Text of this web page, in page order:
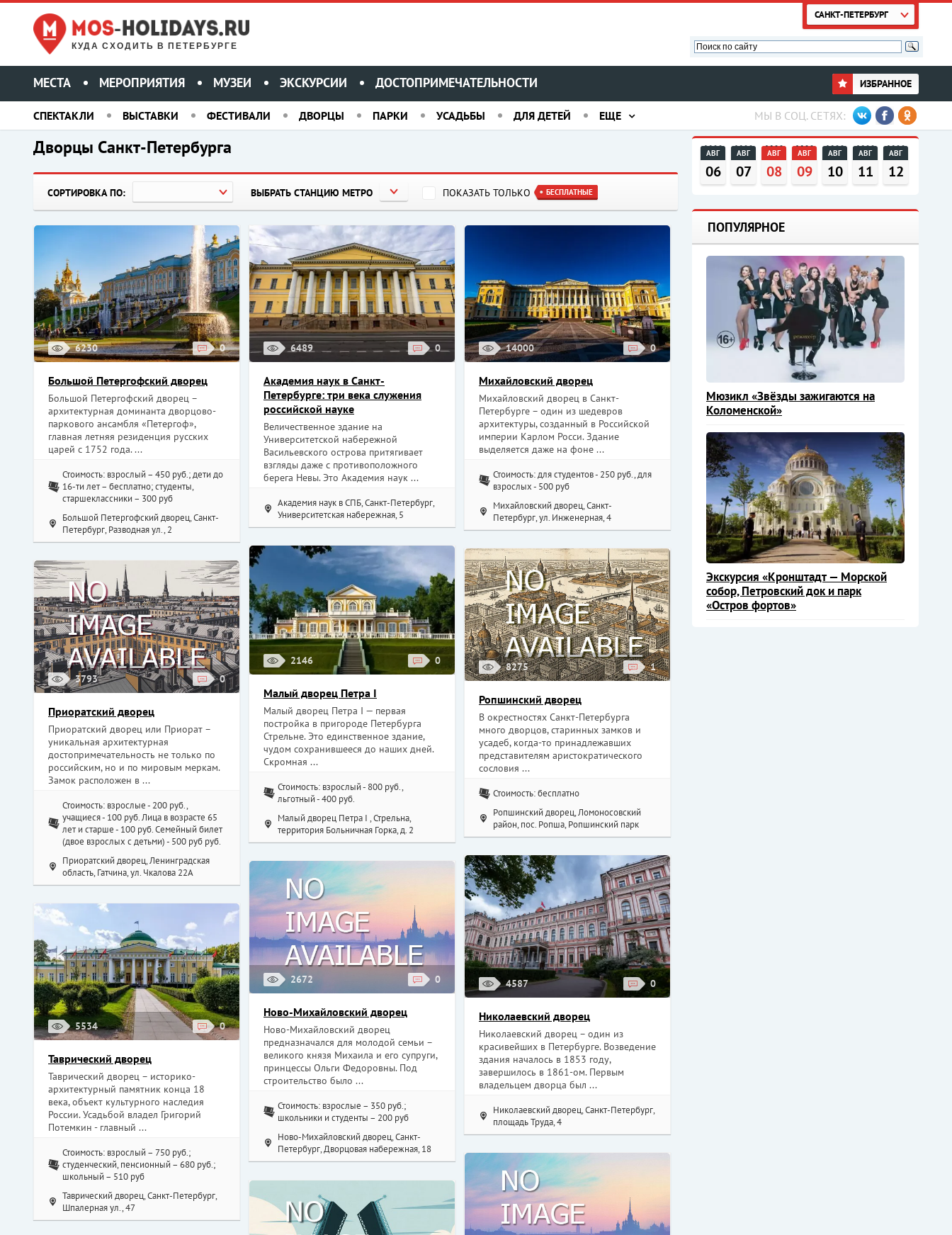
КУДА СХОДИТЬ В ПЕТЕРБУРГЕ
САНКТ-ПЕТЕРБУРГ
МЕСТА МЕРОПРИЯТИЯ МУЗЕИ ЭКСКУРСИИ ДОСТОПРИМЕЧАТЕЛЬНОСТИ ИЗБРАННОЕ
СПЕКТАКЛИ ВЫСТАВКИ ФЕСТИВАЛИ ДВОРЦЫ ПАРКИ УСАДЬБЫ ДЛЯ ДЕТЕЙ ЕЩЕ МЫ В СОЦ. СЕТЯХ:
Дворцы Санкт-Петербурга
СОРТИРОВКА ПО: ВЫБРАТЬ СТАНЦИЮ МЕТРО ПОКАЗАТЬ ТОЛЬКО БЕСПЛАТНЫЕ
6230 0
Большой Петергофский дворец
Большой Петергофский дворец –
архитектурная доминанта дворцово-
паркового ансамбля «Петергоф»,
главная летняя резиденция русских
царей с 1752 года. ...
Стоимость: взрослый – 450 руб.; дети до
16-ти лет – бесплатно; студенты,
старшеклассники – 300 руб
Большой Петергофский дворец, Санкт-
Петербург, Разводная ул., 2
6489 0
Академия наук в Санкт-
Петербурге: три века служения
российской науке
Величественное здание на
Университетской набережной
Васильевского острова притягивает
взгляды даже с противоположного
берега Невы. Это Академия наук ...
Академия наук в СПБ, Санкт-Петербург,
Университетская набережная, 5
14000 0
Михайловский дворец
Михайловский дворец в Санкт-
Петербурге – один из шедевров
архитектуры, созданный в Российской
империи Карлом Росси. Здание
выделяется даже на фоне ...
Стоимость: для студентов - 250 руб., для
взрослых - 500 руб
Михайловский дворец, Санкт-
Петербург, ул. Инженерная, 4
2146 0
Малый дворец Петра I
Малый дворец Петра I — первая
постройка в пригороде Петербурга
Стрельне. Это единственное здание,
чудом сохранившееся до наших дней.
Скромная ...
Стоимость: взрослый - 800 руб.,
льготный - 400 руб.
Малый дворец Петра I , Стрельна,
территория Больничная Горка, д. 2
8275 1
Ропшинский дворец
В окрестностях Санкт-Петербурга
много дворцов, старинных замков и
усадеб, когда-то принадлежавших
представителям аристократического
сословия ...
Стоимость: бесплатно
Ропшинский дворец, Ломоносовский
район, пос. Ропша, Ропшинский парк
3793 0
Приоратский дворец
Приоратский дворец или Приорат –
уникальная архитектурная
достопримечательность не только по
российским, но и по мировым меркам.
Замок расположен в ...
Стоимость: взрослые - 200 руб.,
учащиеся - 100 руб. Лица в возрасте 65
лет и старше - 100 руб. Семейный билет
(двое взрослых с детьми) - 500 руб руб.
Приоратский дворец, Ленинградская
область, Гатчина, ул. Чкалова 22А
4587 0
Николаевский дворец
Николаевский дворец – один из
красивейших в Петербурге. Возведение
здания началось в 1853 году,
завершилось в 1861-ом. Первым
владельцем дворца был ...
Николаевский дворец, Санкт-Петербург,
площадь Труда, 4
2672 0
Ново-Михайловский дворец
Ново-Михайловский дворец
предназначался для молодой семьи –
великого князя Михаила и его супруги,
принцессы Ольги Федоровны. Под
строительство было ...
Стоимость: взрослые – 350 руб.;
школьники и студенты – 200 руб
Ново-Михайловский дворец, Санкт-
Петербург, Дворцовая набережная, 18
5534 0
Таврический дворец
Таврический дворец – историко-
архитектурный памятник конца 18
века, объект культурного наследия
России. Усадьбой владел Григорий
Потемкин - главный ...
Стоимость: взрослый – 750 руб.;
студенческий, пенсионный – 680 руб.;
школьный – 510 руб
Таврический дворец, Санкт-Петербург,
Шпалерная ул., 47
АВГ
06
АВГ
07
АВГ
08
АВГ
09
АВГ
10
АВГ
11
АВГ
12
ПОПУЛЯРНОЕ
Мюзикл «Звёзды зажигаются на
Коломенской»
Экскурсия «Кронштадт — Морской
собор, Петровский док и парк
«Остров фортов»